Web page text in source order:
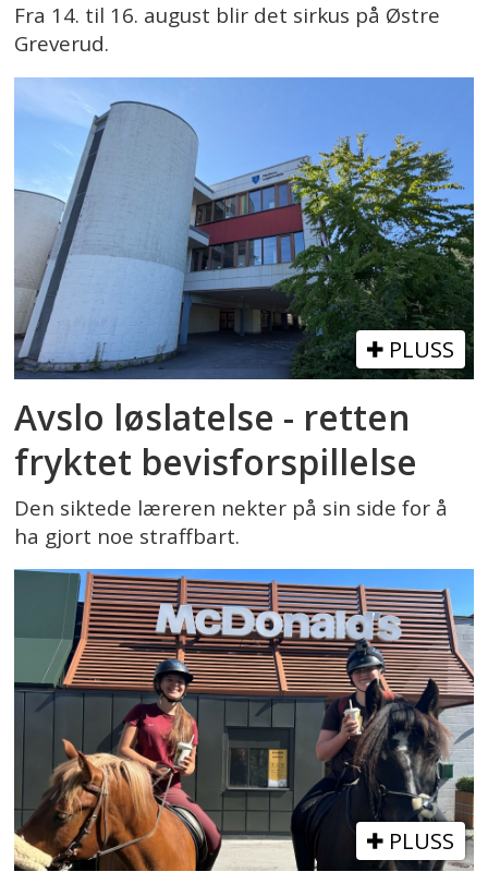
Fra 14. til 16. august blir det sirkus på Østre
Greverud.
PLUSS
Avslo løslatelse - retten
fryktet bevisforspillelse
Den siktede læreren nekter på sin side for å
ha gjort noe straffbart.
PLUSS